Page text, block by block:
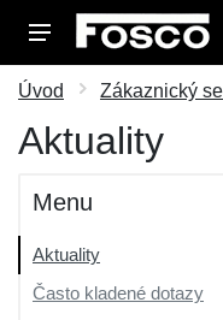
Úvod Zákaznický
Aktuality
Menu
Aktuality
Často kladené dotazy